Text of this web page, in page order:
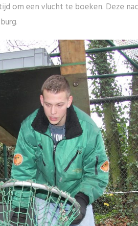
om een vlucht te boeken. Deze